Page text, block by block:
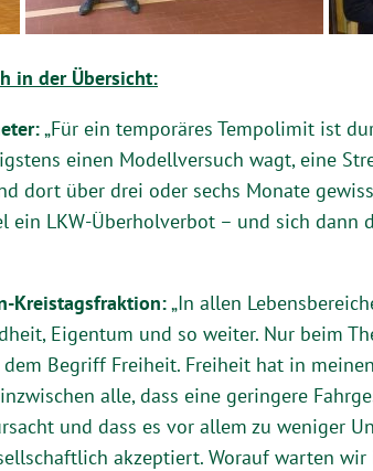
in der Übersicht:
„Für ein temporäres Tempolimit ist
einen Modellversuch wagt, eine
dort über drei oder sechs Monate
ein LKW-Überholverbot – und sich dann
Kreistagsfraktion:„In allen
Eigentum und so weiter. Nur beim
Begriff Freiheit. Freiheit hat in
alle, dass eine geringere
und dass es vor allem zu weniger
akzeptiert. Worauf warten wir